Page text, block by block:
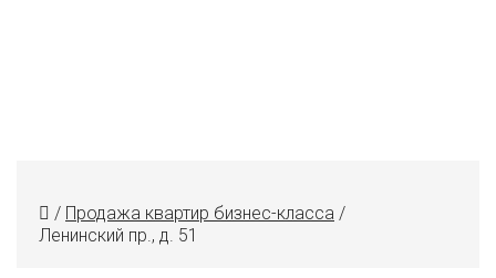
/ Продажа квартир бизнес-класса /
Ленинский пр., д. 51